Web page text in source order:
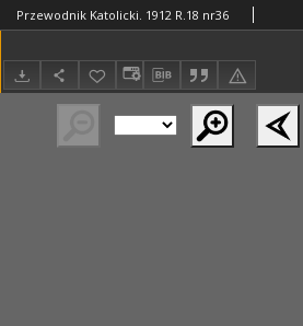
Przewodnik Katolicki. 1912 R.18 nr36